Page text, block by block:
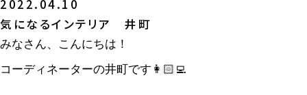
2022.04.10
気になるインテリア 井町
みなさん、こんにちは！
コーディネーターの井町です👩🏻‍💻